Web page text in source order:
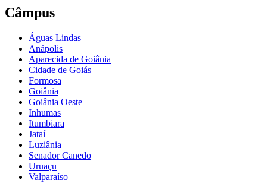
Câmpus
Águas Lindas
Anápolis
Aparecida de Goiânia
Cidade de Goiás
Formosa
Goiânia
Goiânia Oeste
Inhumas
Itumbiara
Jataí
Luziânia
Senador Canedo
Uruaçu
Valparaíso